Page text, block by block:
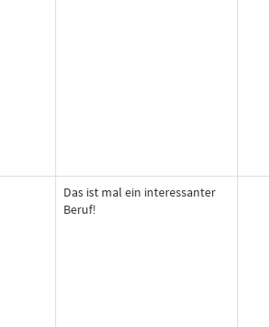
Das ist mal ein interessanter
Beruf!